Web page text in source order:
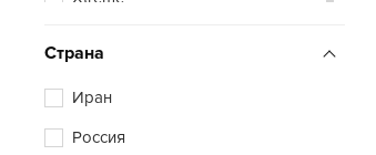
Страна
Иран
Россия